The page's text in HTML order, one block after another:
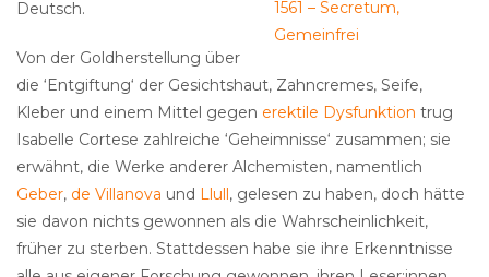
1561 – Secretum,
Gemeinfrei
Deutsch.
Von der Goldherstellung über
die ‘Entgiftung‘ der Gesichtshaut, Zahncremes, Seife,
Kleber und einem Mittel gegen erektile Dysfunktion trug
Isabelle Cortese zahlreiche ‘Geheimnisse‘ zusammen; sie
erwähnt, die Werke anderer Alchemisten, namentlich
Geber, de Villanova und Llull, gelesen zu haben, doch hätte
sie davon nichts gewonnen als die Wahrscheinlichkeit,
früher zu sterben. Stattdessen habe sie ihre Erkenntnisse